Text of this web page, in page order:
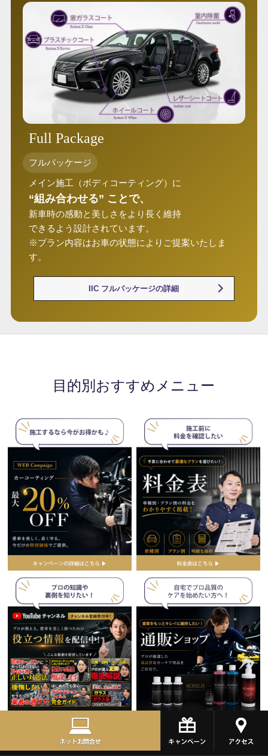
Full Package
フルパッケージ
メイン施工（ボディコーティング）に
“組み合わせる” ことで、
新車時の感動と美しさをより長く維持
できるよう設計されています。
※プラン内容はお車の状態によりご提案いたしま
す。
IIC フルパッケージの詳細
目的別おすすめメニュー